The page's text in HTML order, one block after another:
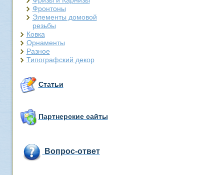
Фронтоны
Элементы домовой
резьбы
Ковка
Орнаменты
Разное
Типографский декор
Статьи
Партнерские сайты
Вопрос-ответ